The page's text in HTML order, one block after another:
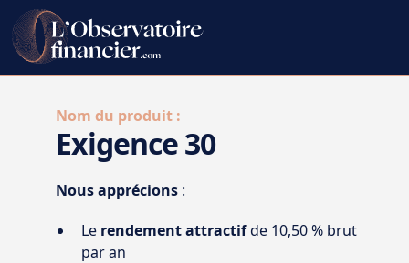
Nom du produit :
Exigence 30
Nous apprécions:
Le rendement attractifde 10,50 % brut
par an